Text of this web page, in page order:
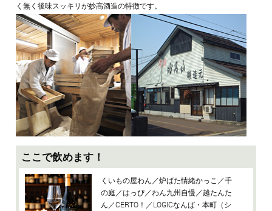
く無く後味スッキリが妙高酒造の特徴です。
ここで飲めます！
くいもの屋わん／炉ばた情緒かっこ／千
の庭／はっぴ／わん九州自慢／越たんた
ん／CERTO！／LOGICなんば・本町（シ